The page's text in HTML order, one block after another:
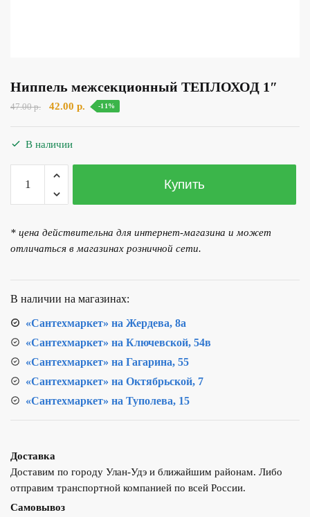
Ниппель межсекционный ТЕПЛОХОД 1″
47.00р.
Первоначальная
42.00 р. Текущая
-11%
В наличии
Количество
товара
Ниппель
ТЕПЛОХОД
1"
Купить
* цена действительна для интернет-магазина и может
отличаться в магазинах розничной сети.
В наличии на магазинах:
«Сантехмаркет» на Жердева, 8а
«Сантехмаркет» на Ключевской, 54в
«Сантехмаркет» на Гагарина, 55
«Сантехмаркет» на Октябрьской, 7
«Сантехмаркет» на Туполева, 15
Доставка
Доставим по городу Улан-Удэ и ближайшим районам. Либо
отправим транспортной компанией по всей России.
Самовывоз